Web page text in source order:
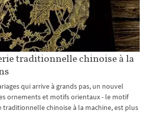
traditionnelle chinoise à la
qui arrive à grands pas, un nouvel
ornements et motifs orientaux - le motif
traditionnelle chinoise à la machine, est plus